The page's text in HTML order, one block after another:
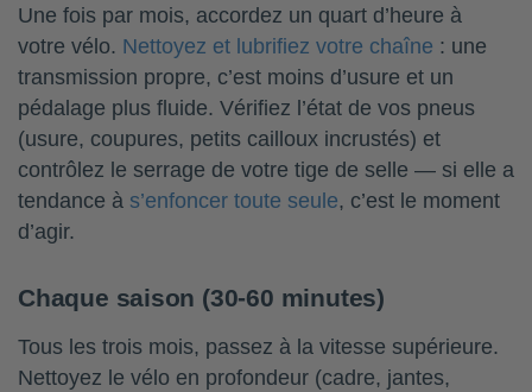
Une fois par mois, accordez un quart d’heure à
votre vélo. Nettoyez et lubrifiez votre chaîne : une
transmission propre, c’est moins d’usure et un
pédalage plus fluide. Vérifiez l’état de vos pneus
(usure, coupures, petits cailloux incrustés) et
contrôlez le serrage de votre tige de selle — si elle a
tendance à s’enfoncer toute seule, c’est le moment
d’agir.
Chaque saison (30-60 minutes)
Tous les trois mois, passez à la vitesse supérieure.
Nettoyez le vélo en profondeur (cadre, jantes,